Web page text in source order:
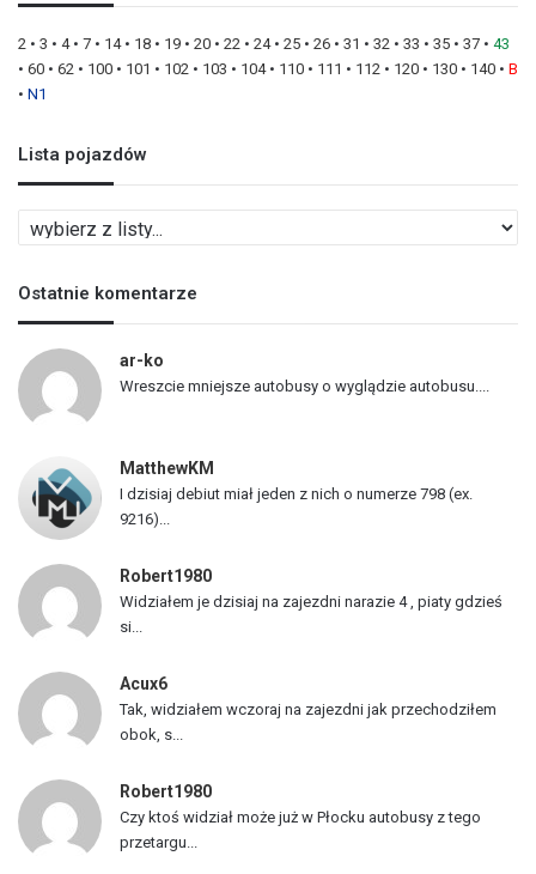
2 • 3 • 4• 7 • 14• 18 • 19 • 20 • 22 • 24• 25 • 26 • 31 • 32 • 33 • 35 • 37 • 43
• 60 • 62 • 100 • 101 • 102 • 103 • 104• 110 • 111 • 112 • 120 • 130 • 140 • B
• N1
Lista pojazdów
i
t
a
o
j
w
Ostatnie komentarze
ar-ko
Wreszcie mniejsze autobusy o wyglądzie autobusu....
MatthewKM
I dzisiaj debiut miał jeden z nich o numerze 798 (ex.
9216)...
Robert1980
Widziałem je dzisiaj na zajezdni narazie 4 , piaty gdzieś
si...
Acux6
Tak, widziałem wczoraj na zajezdni jak przechodziłem
obok, s...
Robert1980
Czy ktoś widział może już w Płocku autobusy z tego
przetargu...